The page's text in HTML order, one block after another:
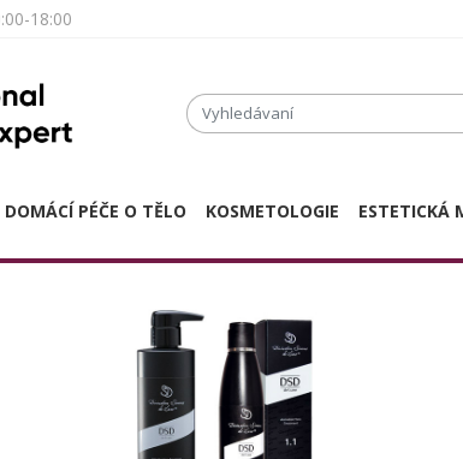
18:00
DOMÁCÍ PÉČE O TĚLO KOSMETOLOGIE ESTETICKÁ